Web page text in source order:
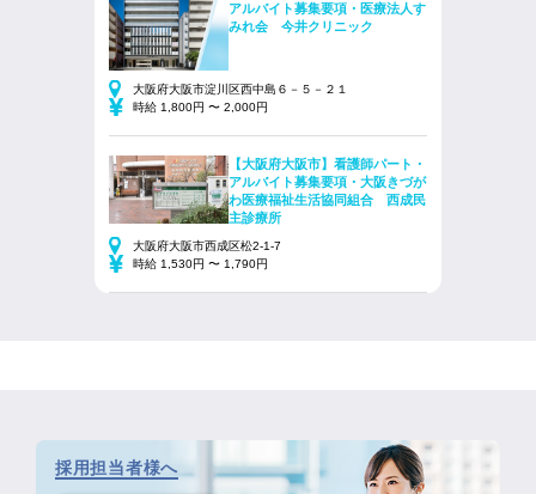
アルバイト募集要項・医療法人す
みれ会 今井クリニック
大阪府大阪市淀川区西中島６－５－２１
時給 1,800円 〜 2,000円
【大阪府大阪市】看護師パート・
アルバイト募集要項・大阪きづが
わ医療福祉生活協同組合 西成民
主診療所
大阪府大阪市西成区松2-1-7
時給 1,530円 〜 1,790円
採用担当者様へ